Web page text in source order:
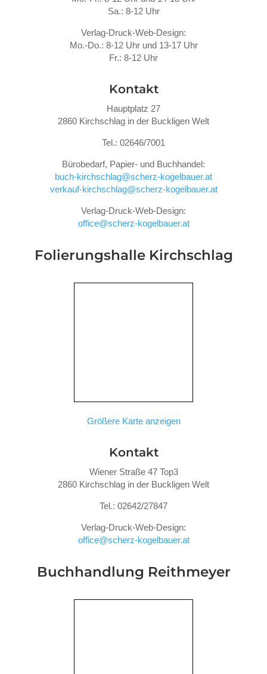
Sa.: 8-12 Uhr
Verlag-Druck-Web-Design:
Mo.-Do.: 8-12 Uhr und 13-17 Uhr
Fr.: 8-12 Uhr
Kontakt
Hauptplatz 27
2860 Kirchschlag in der Buckligen Welt
Tel.: 02646/7001
Bürobedarf, Papier- und Buchhandel:
buch-kirchschlag@scherz-kogelbauer.at
verkauf-kirchschlag@scherz-kogelbauer.at
Verlag-Druck-Web-Design:
office@scherz-kogelbauer.at
Folierungshalle Kirchschlag
Größere Karte anzeigen
Kontakt
Wiener Straße 47 Top3
2860 Kirchschlag in der Buckligen Welt
Tel.: 02642/27847
Verlag-Druck-Web-Design:
office@scherz-kogelbauer.at
Buchhandlung Reithmeyer